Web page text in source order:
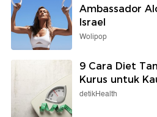
Ambassador
Israel
Wolipop
9 Cara Diet
Kurus untuk
detikHealth